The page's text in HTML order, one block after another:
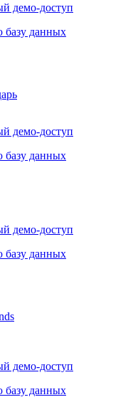
демо-доступ
базу данных
демо-доступ
базу данных
демо-доступ
базу данных
демо-доступ
базу данных